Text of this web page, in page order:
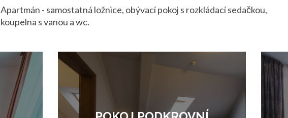
Apartmán - samostatná ložnice, obývací pokoj s rozkládací sedačkou,
koupelna s vanou a wc.